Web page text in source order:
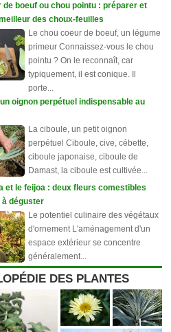
de boeuf ou chou pointu : préparer et
des choux-feuilles
Le chou coeur de boeuf, un légume
primeur Connaissez-vous le chou
pointu ? On le reconnaît, car
typiquement, il est conique. Il
porte...
oignon perpétuel indispensable au
La ciboule, un petit oignon
perpétuel Ciboule, cive, cébette,
ciboule japonaise, ciboule de
Damast, la ciboule est cultivée...
et le feijoa : deux fleurs comestibles
déguster
Le potentiel culinaire des végétaux
d'ornement L'aménagement d'un
espace extérieur se concentre
généralement...
DES PLANTES